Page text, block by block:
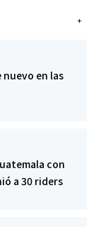
+
nuevo en las
con
a 30 riders